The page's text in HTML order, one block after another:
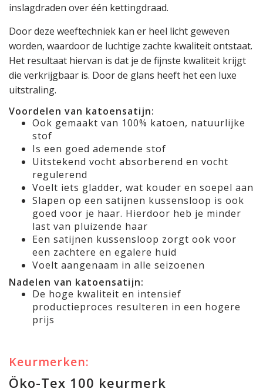
inslagdraden over één kettingdraad.
Door deze weeftechniek kan er heel licht geweven
worden, waardoor de luchtige zachte kwaliteit ontstaat.
Het resultaat hiervan is dat je de fijnste kwaliteit krijgt
die verkrijgbaar is. Door de glans heeft het een luxe
uitstraling.
Voordelen van katoensatijn:
Ook gemaakt van 100% katoen, natuurlijke
stof
Is een goed ademende stof
Uitstekend vocht absorberend en vocht
regulerend
Voelt iets gladder, wat kouder en soepel aan
Slapen op een satijnen kussensloop is ook
goed voor je haar. Hierdoor heb je minder
last van pluizende haar
Een satijnen kussensloop zorgt ook voor
een zachtere en egalere huid
Voelt aangenaam in alle seizoenen
Nadelen van katoensatijn:
De hoge kwaliteit en intensief
productieproces resulteren in een hogere
prijs
Keurmerken:
Öko-Tex 100 keurmerk